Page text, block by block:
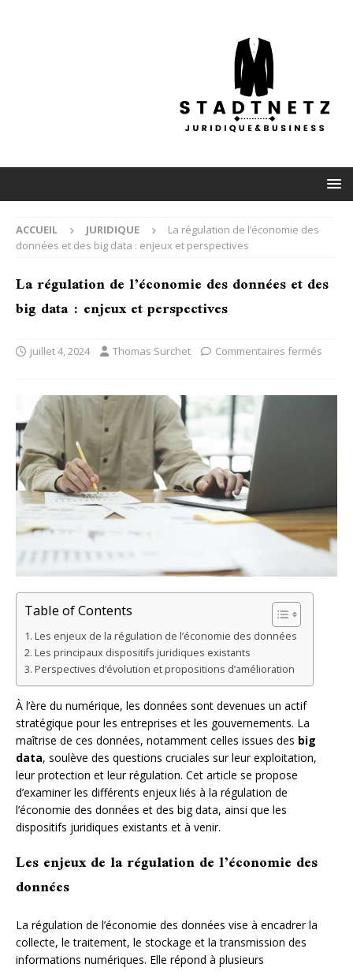
ACCUEIL JURIDIQUE
La régulation de l’économie des
données et des big data : enjeux et perspectives
La régulation de l’économie des données et des
big data : enjeux et perspectives
juillet 4, 2024 Thomas Surchet Commentaires fermés
Table of Contents
Les enjeux de la régulation de l’économie des données
Les principaux dispositifs juridiques existants
Perspectives d’évolution et propositions d’amélioration
À l’ère du numérique, les données sont devenues un actif
stratégique pour les entreprises et les gouvernements. La
maîtrise de ces données, notamment celles issues des big
data, soulève des questions cruciales sur leur exploitation,
leur protection et leur régulation. Cet article se propose
d’examiner les différents enjeux liés à la régulation de
l’économie des données et des big data, ainsi que les
dispositifs juridiques existants et à venir.
Les enjeux de la régulation de l’économie des
données
La régulation de l’économie des données vise à encadrer la
collecte, le traitement, le stockage et la transmission des
informations numériques. Elle répond à plusieurs